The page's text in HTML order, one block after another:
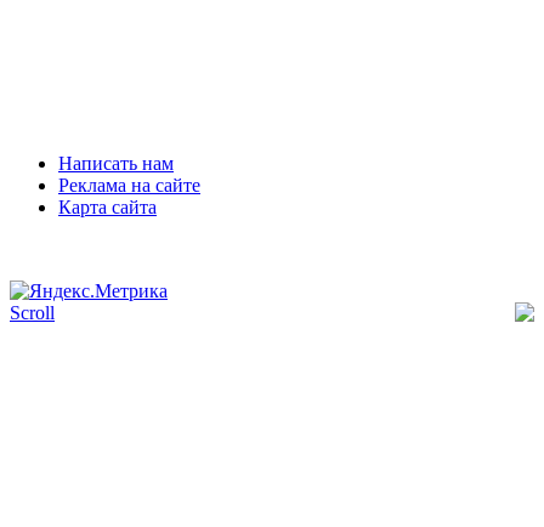
Написать нам
Реклама на сайте
Карта сайта
Scroll